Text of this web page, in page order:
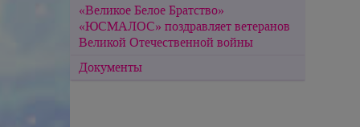
«Великое Белое Братство»
«ЮСМАЛОС» поздравляет ветеранов
Великой Отечественной войны
Документы